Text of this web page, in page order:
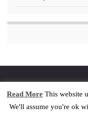
Privacy
Read More This website
We'll assume you're ok